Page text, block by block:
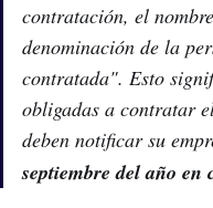
contratación, el
denominación de la
contratada". Esto
obligadas a contratar
deben notificar su
septiembre del año en